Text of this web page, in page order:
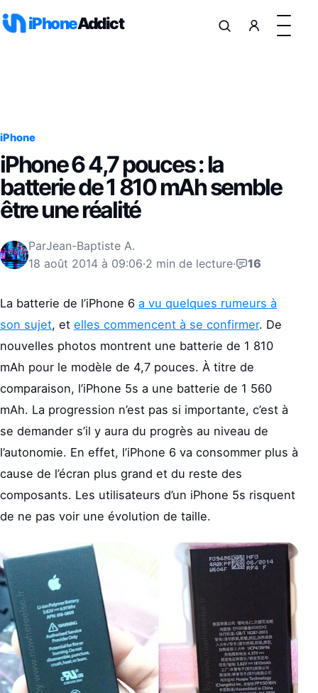
iPhoneAddict
iPhone
iPhone 6 4,7 pouces : la
batterie de 1 810 mAh semble
être une réalité
ParJean-Baptiste A.
18 août 2014 à 09:06·2 min de lecture· 16
La batterie de l’iPhone 6 a vu quelques rumeurs à
son sujet, et elles commencent à se confirmer. De
nouvelles photos montrent une batterie de 1 810
mAh pour le modèle de 4,7 pouces. À titre de
comparaison, l’iPhone 5s a une batterie de 1 560
mAh. La progression n’est pas si importante, c’est à
se demander s’il y aura du progrès au niveau de
l’autonomie. En effet, l’iPhone 6 va consommer plus à
cause de l’écran plus grand et du reste des
composants. Les utilisateurs d’un iPhone 5s risquent
de ne pas voir une évolution de taille.